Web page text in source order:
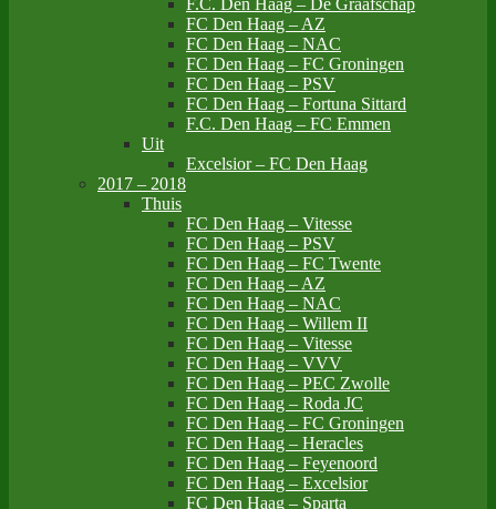
F.C. Den Haag – De Graafschap
FC Den Haag – AZ
FC Den Haag – NAC
FC Den Haag – FC Groningen
FC Den Haag – PSV
FC Den Haag – Fortuna Sittard
F.C. Den Haag – FC Emmen
Uit
Excelsior – FC Den Haag
2017 – 2018
Thuis
FC Den Haag – Vitesse
FC Den Haag – PSV
FC Den Haag – FC Twente
FC Den Haag – AZ
FC Den Haag – NAC
FC Den Haag – Willem II
FC Den Haag – Vitesse
FC Den Haag – VVV
FC Den Haag – PEC Zwolle
FC Den Haag – Roda JC
FC Den Haag – FC Groningen
FC Den Haag – Heracles
FC Den Haag – Feyenoord
FC Den Haag – Excelsior
FC Den Haag – Sparta